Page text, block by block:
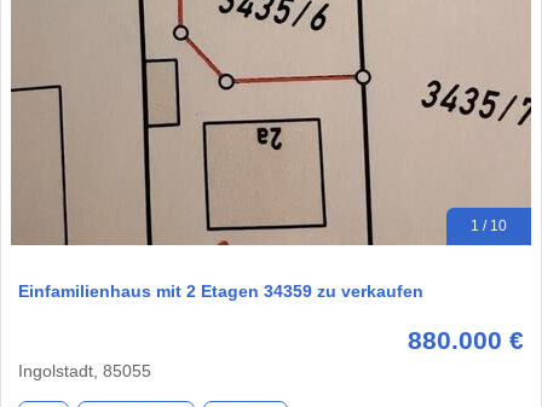
1 / 10
Einfamilienhaus mit 2 Etagen 34359 zu verkaufen
880.000 €
Ingolstadt, 85055